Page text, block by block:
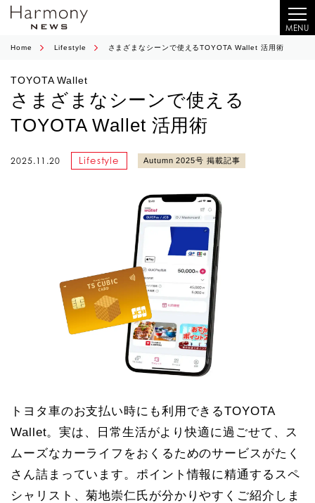
MENU
Home Lifestyle さまざまなシーンで使えるTOYOTA Wallet 活用術
TOYOTA Wallet
さまざまなシーンで使える
TOYOTA Wallet 活用術
2025.11.20 Lifestyle Autumn 2025号 掲載記事
トヨタ車のお支払い時にも利用できるTOYOTA
Wallet。実は、日常生活がより快適に過ごせて、ス
ムーズなカーライフをおくるためのサービスがたく
さん詰まっています。ポイント情報に精通するスペ
シャリスト、菊地崇仁氏が分かりやすくご紹介しま